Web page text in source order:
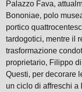
Palazzo Fava,
Bononiae, polo
portico
tardogotici, mentre il
trasformazione
proprietario, Filippo
Questi, per decorare
un ciclo di affreschi a